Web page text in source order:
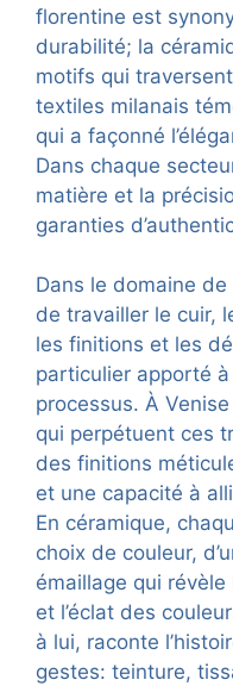
florentine est
durabilité; la
motifs qui
textiles milanais
qui a façonné
Dans chaque
matière et la
garanties
Dans le domaine
de travailler le cuir,
les finitions et les
particulier apporté
processus. À
qui perpétuent ces
des finitions
et une capacité à
En céramique,
choix de couleur,
émaillage qui
et l’éclat des
à lui, raconte
gestes: teinture,